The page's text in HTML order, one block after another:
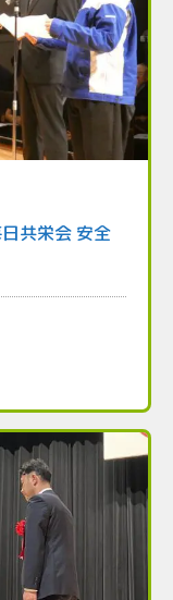
共栄会 安全